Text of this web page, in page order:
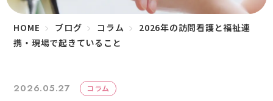
HOME ブログ コラム
2026年の訪問看護と福祉連
携・現場で起きていること
2026.05.27 コラム